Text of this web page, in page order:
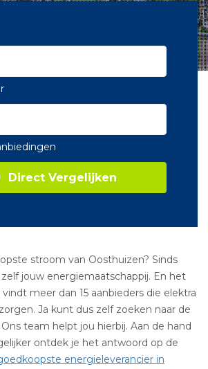
Direct Vergelijken
stroom van Oosthuizen? Sinds
jouw energiemaatschappij. En het
meer dan 15 aanbieders die elektra
Ja kunt dus zelf zoeken naar de
team helpt jou hierbij. Aan de hand
ontdek je het antwoord op de
energieleverancier in